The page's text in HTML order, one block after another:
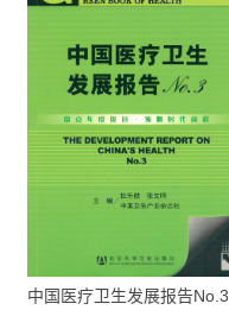
中国医疗卫生发展报告No.3